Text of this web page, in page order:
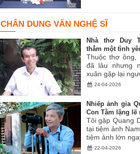
CHÂN DUNG VĂN NGHỆ SĨ
Nhà thơ Duy
thẳm một tình
Thuộc thơ ông,
đã lâu nhưng
xuân gặp lại
24-04-2026
Nhiếp ảnh gia
Con Tằm lặng lẽ
Tôi gặp Quang
tại tiệm ảnh
tiệm ảnh lớn
22-04-2026